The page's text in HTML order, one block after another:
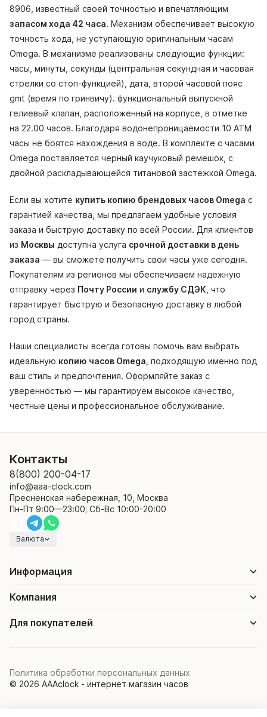
8906, известный своей точностью и впечатляющим
запасом хода 42 часа. Механизм обеспечивает высокую
точность хода, не уступающую оригинальным часам
Omega. В механизме реализованы следующие функции:
часы, минуты, секунды (центральная секундная и часовая
стрелки со стоп-функцией), дата, второй часовой пояс
gmt (время по гринвичу). функциональный выпускной
гелиевый клапан, расположенный на корпусе, в отметке
на 22.00 часов. Благодаря водонепроницаемости 10 АТМ
часы не боятся нахождения в воде. В комплекте с часами
Omega поставляется черный каучуковый ремешок, с
двойной раскладывающейся титановой застежкой Omega.
Если вы хотите купить копию брендовых часов Omega с
гарантией качества, мы предлагаем удобные условия
заказа и быструю доставку по всей России. Для клиентов
из Москвы доступна услуга срочной доставки в день
заказа — вы сможете получить свои часы уже сегодня.
Покупателям из регионов мы обеспечиваем надежную
отправку через Почту России и службу СДЭК , что
гарантирует быструю и безопасную доставку в любой
город страны.
Наши специалисты всегда готовы помочь вам выбрать
идеальную копию часов Omega , подходящую именно под
ваш стиль и предпочтения. Оформляйте заказ с
уверенностью — мы гарантируем высокое качество,
честные цены и профессиональное обслуживание.
Контакты
8(800) 200-04-17
info@aaa-clock.com
Пресненская набережная, 10, Москва
Пн-Пт 9:00—23:00; Сб-Вс 10:00-20:00
Валюта
Информация
Компания
Для покупателей
© 2026 AAAclock - интернет магазин часов
Политика обработки персональных данных